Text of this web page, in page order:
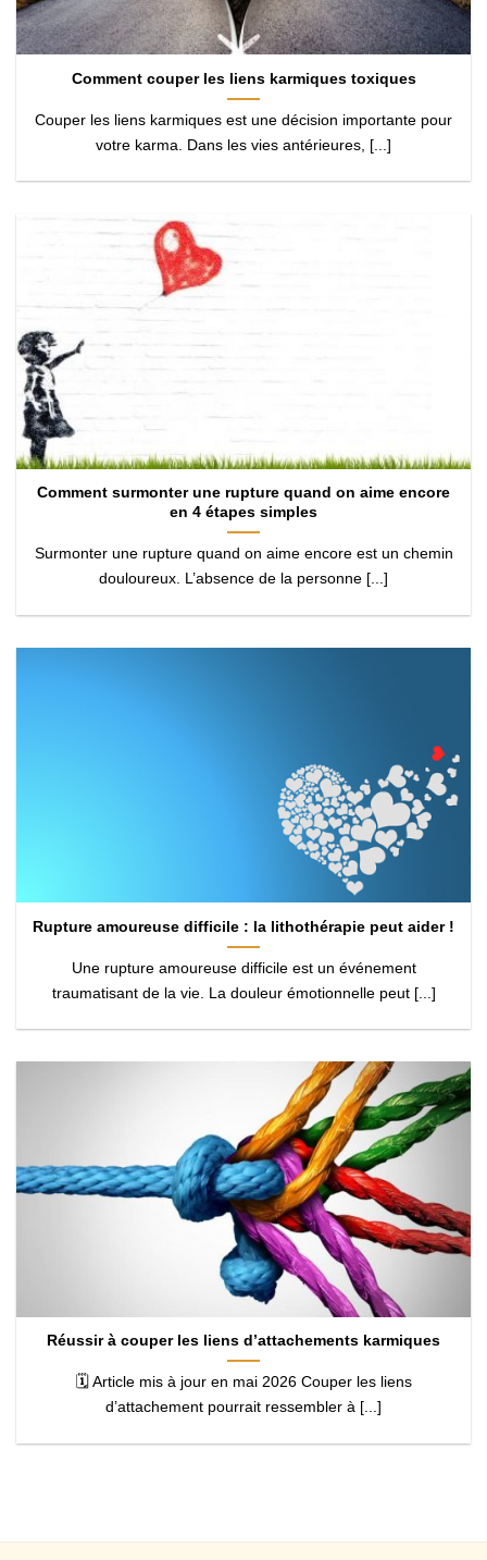
Comment couper les liens karmiques toxiques
Couper les liens karmiques est une décision importante pour
votre karma. Dans les vies antérieures, [...]
Comment surmonter une rupture quand on aime encore
en 4 étapes simples
Surmonter une rupture quand on aime encore est un chemin
douloureux. L’absence de la personne [...]
Rupture amoureuse difficile : la lithothérapie peut aider !
Une rupture amoureuse difficile est un événement
traumatisant de la vie. La douleur émotionnelle peut [...]
Réussir à couper les liens d’attachements karmiques
🗓️ Article mis à jour en mai 2026 Couper les liens
d’attachement pourrait ressembler à [...]